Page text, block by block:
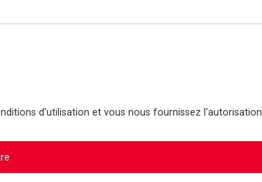
d'utilisation et vous nous fournissez l'autorisation